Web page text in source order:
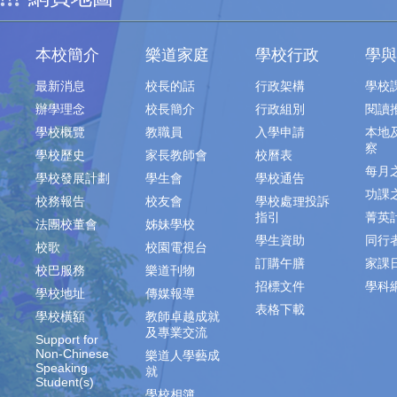
本校簡介
最新消息
辦學理念
學校概覽
學校歷史
學校發展計劃
校務報告
法團校董會
校歌
校巴服務
學校地址
學校橫額
Support for
Non-Chinese
Speaking
Student(s)
樂道家庭
校長的話
校長簡介
教職員
家長教師會
學生會
校友會
姊妹學校
校園電視台
樂道刊物
傳媒報導
教師卓越成就
及專業交流
樂道人學藝成
就
學校行政
行政架構
行政組別
入學申請
校曆表
學校通告
學校處理投訴
指引
學生資助
訂購午膳
招標文件
表格下載
學
學校
閱讀
本地
察
每月
功課
菁英
同行
家課
學科